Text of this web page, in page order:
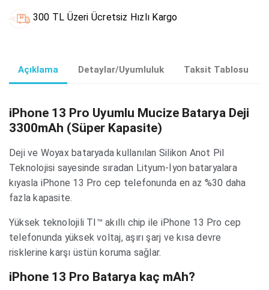
300 TL Üzeri Ücretsiz Hızlı Kargo
Açıklama Detaylar/Uyumluluk Taksit Tablosu
iPhone 13 Pro Uyumlu Mucize Batarya Deji
3300mAh (Süper Kapasite)
Deji ve Woyax bataryada kullanılan Silikon Anot Pil
Teknolojisi sayesinde sıradan Lityum-İyon bataryalara
kıyasla iPhone 13 Pro cep telefonunda en az %30 daha
fazla kapasite.
Yüksek teknolojili TI™ akıllı chip ile iPhone 13 Pro cep
telefonunda yüksek voltaj, aşırı şarj ve kısa devre
risklerine karşı üstün koruma sağlar.
iPhone 13 Pro Batarya kaç mAh?